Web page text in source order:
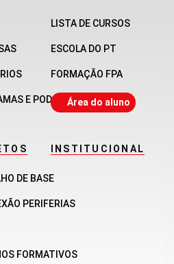
E PODCASTS
LISTA DE CURSOS
ESCOLA DO PT
FORMAÇÃO FPA
Área do aluno
DE BASE
PERIFERIAS
FORMATIVOS
INSTITUCIONAL